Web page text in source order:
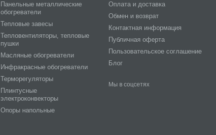
Панельные металлические
обогреватели
Тепловые завесы
Тепловентиляторы, тепловые
пушки
Масляные обогреватели
Инфракрасные обогреватели
Терморегуляторы
Плинтусные
электроконвекторы
Опоры напольные
Оплата и доставка
Обмен и возврат
Контактная информация
Публичная оферта
Пользовательское соглашение
Блог
Мы в соцсетях